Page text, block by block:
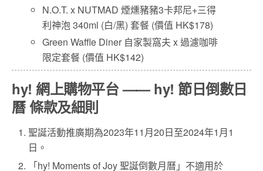
N.O.T. x NUTMAD 煙燻豬豬3卡邦尼+三得
利神泡 340ml (白/黑) 套餐 (價值 HK$178)
Green Waffle Diner 自家製窩夫 x 過濾咖啡
限定套餐 (價值 HK$142)
hy! 網上購物平台 —— hy! 節日倒數日
曆條款及細則
聖誕活動推廣期為2023年11月20日至2024年1月1
日。
「hy! Moments of Joy 聖誕倒數月曆」不適用於